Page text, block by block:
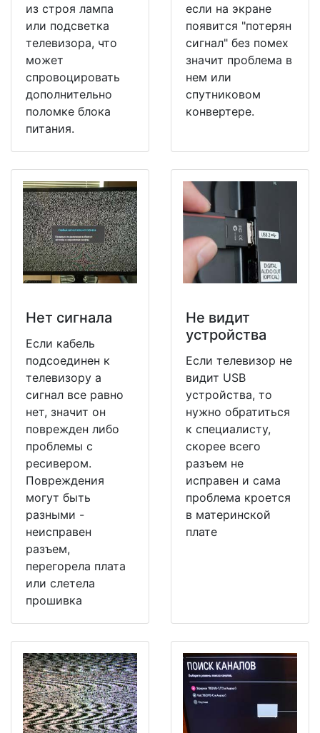
из строя лампа
или подсветка
телевизора, что
может
спровоцировать
дополнительно
поломке блока
питания.
если на экране
появится "потерян
сигнал" без помех
значит проблема в
нем или
спутниковом
конвертере.
Нет сигнала
Если кабель
подсоединен к
телевизору а
сигнал все равно
нет, значит он
поврежден либо
проблемы с
ресивером.
Повреждения
могут быть
разными -
неисправен
разъем,
перегорела плата
или слетела
прошивка
Не видит
устройства
Если телевизор не
видит USB
устройства, то
нужно обратиться
к специалисту,
скорее всего
разъем не
исправен и сама
проблема кроется
в материнской
плате